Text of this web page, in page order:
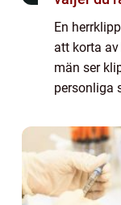
En
att korta
män ser
personliga
salonger
mellan...